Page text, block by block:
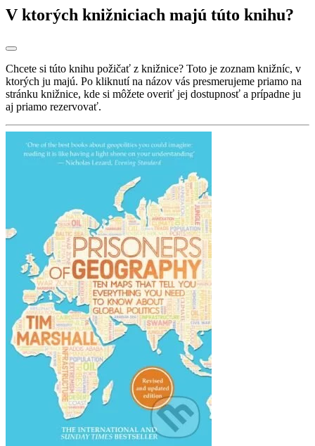
V ktorých knižniciach majú túto knihu?
Chcete si túto knihu požičať z knižnice? Toto je zoznam knižníc, v
ktorých ju majú. Po kliknutí na názov vás presmerujeme priamo na
stránku knižnice, kde si môžete overiť jej dostupnosť a prípadne ju
aj priamo rezervovať.